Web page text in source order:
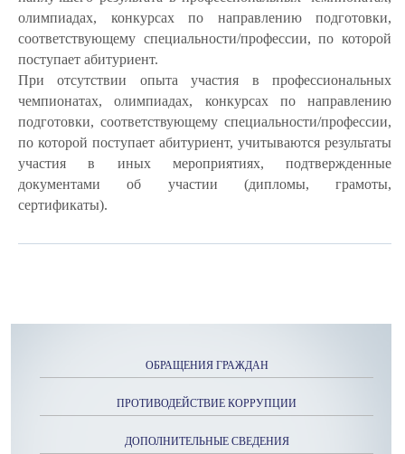
олимпиадах, конкурсах по направлению подготовки,
соответствующему специальности/профессии, по которой
поступает абитуриент.
При отсутствии опыта участия в профессиональных
чемпионатах, олимпиадах, конкурсах по направлению
подготовки, соответствующему специальности/профессии,
по которой поступает абитуриент, учитываются результаты
участия в иных мероприятиях, подтвержденные
документами об участии (дипломы, грамоты,
сертификаты).
ОБРАЩЕНИЯ ГРАЖДАН
ПРОТИВОДЕЙСТВИЕ КОРРУПЦИИ
ДОПОЛНИТЕЛЬНЫЕ СВЕДЕНИЯ